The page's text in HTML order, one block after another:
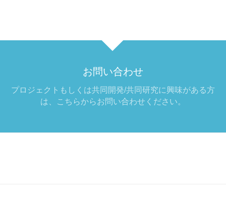
お問い合わせ
プロジェクトもしくは共同開発/共同研究に興味がある方
は、こちらからお問い合わせください。